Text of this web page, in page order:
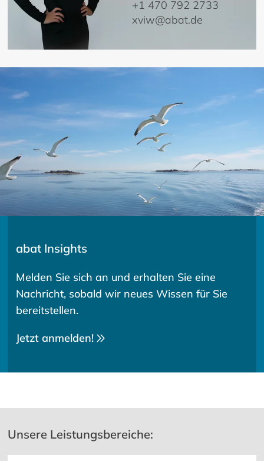
+1 470 792 2733
xviw@abat.de
abat Insights
Melden Sie sich an und erhalten Sie eine
Nachricht, sobald wir neues Wissen für Sie
bereitstellen.
Jetzt anmelden!
Unsere Leistungsbereiche: